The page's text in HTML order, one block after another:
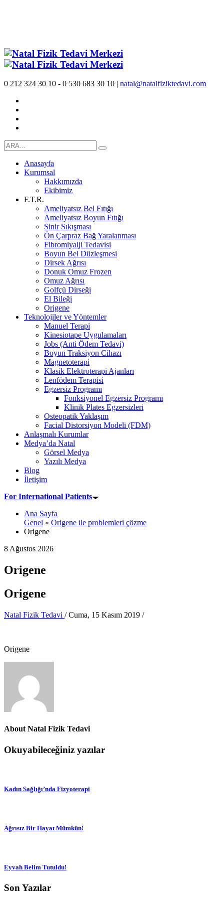
0 212 324 30 10 - 0 530 683 30 10 | natal@natalfiziktedavi.com
Anasayfa
Kurumsal
Hakkımızda
Ekibimiz
F.T.R.
Ameliyatsız Bel Fıtığı
Ameliyatsız Boyun Fıtığı
Sinir Sıkışması
Ön Çarpraz Bağ Yaralanması
Fibromiyalji Tedavisi
Boyun Bel Düzleşmesi
Dirsek Ağrısı
Donuk Omuz Frozen
Omuz Ağrısı
Golfçü Dirseği
El Bileği
Origene
Teknolojiler ve Yöntemler
Manuel Terapi
Kinesiotape Uygulamaları
Jobs (Anti Ödem Tedavi)
Boyun Traksiyon Cihazı
Magnetoterapi
Klasik Elektroterapi Ajanları
Lenfödem Terapisi
Egzersiz Programı
Fonksiyonel Egzersiz Programı
Klinik Plates Egzersizleri
Osteopatik Yaklaşım
Facial Distorsiyon Modeli (FDM)
Anlaşmalı Kurumlar
Medya’da Natal
Görsel Medya
Yazılı Medya
Blog
İletişim
For International Patients
Ana Sayfa
Genel » Origene ile problemleri çözme
Origene
8 Ağustos 2026
Origene
Origene
Natal Fizik Tedavi /Cuma, 15 Kasım 2019 /
Origene
AboutNatal Fizik Tedavi
Okuyabileceğiniz yazılar
Kadın Sağlığı’nda Fizyoterapi
Ağrısız Bir Hayat Mümkün!
Eyvah Belim Tutuldu!
Son Yazılar